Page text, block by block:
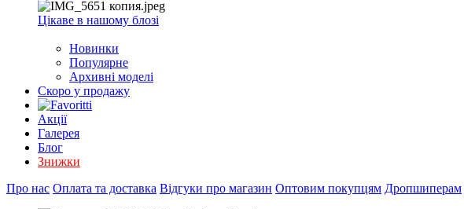
Цікаве в нашому блозі
Новинки
Популярне
Архивні моделі
Скоро у продажу
Акції
Галерея
Блог
Знижки
Про нас Оплата та доставка Відгуки про магазин Оптовим покупцям Дропшиперам